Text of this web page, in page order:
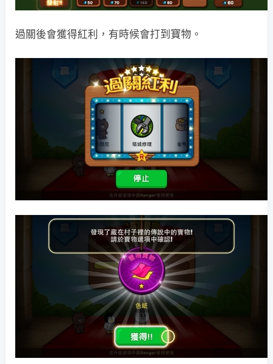
過關後會獲得紅利，有時候會打到寶物。